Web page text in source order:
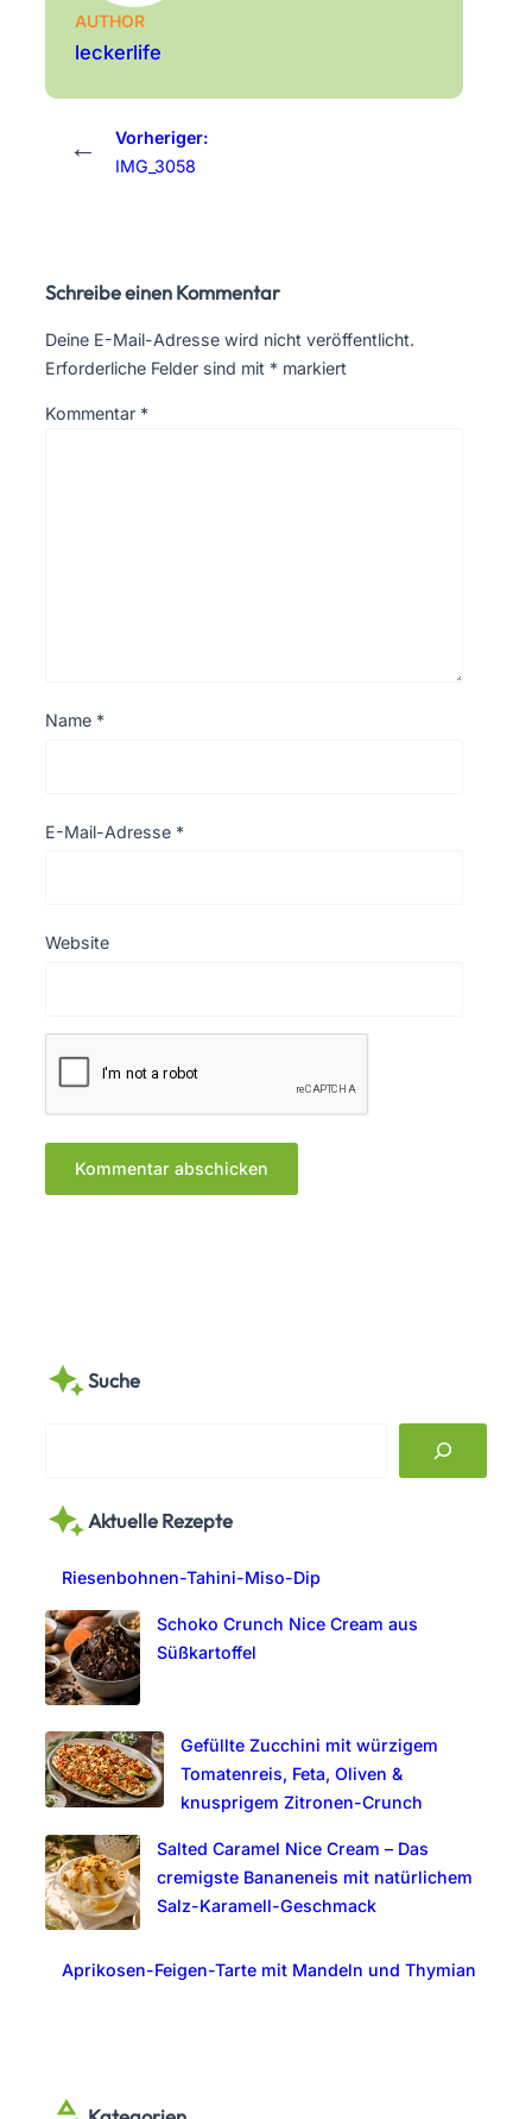
AUTHOR
leckerlife
←
Vorheriger:
IMG_3058
Schreibe einen Kommentar
Deine E-Mail-Adresse wird nicht veröffentlicht.
Erforderliche Felder sind mit * markiert
Kommentar *
Name *
E-Mail-Adresse *
Website
Suche
r
Aktuelle Rezepte
Riesenbohnen-Tahini-Miso-Dip
Schoko Crunch Nice Cream aus
Süßkartoffel
Gefüllte Zucchini mit würzigem
Tomatenreis, Feta, Oliven &
knusprigem Zitronen-Crunch
Salted Caramel Nice Cream – Das
cremigste Bananeneis mit natürlichem
Salz-Karamell-Geschmack
Aprikosen-Feigen-Tarte mit Mandeln und Thymian